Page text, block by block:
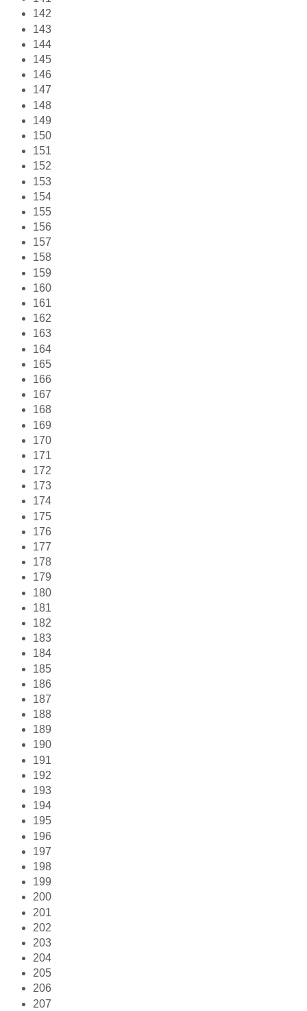
142
143
144
145
146
147
148
149
150
151
152
153
154
155
156
157
158
159
160
161
162
163
164
165
166
167
168
169
170
171
172
173
174
175
176
177
178
179
180
181
182
183
184
185
186
187
188
189
190
191
192
193
194
195
196
197
198
199
200
201
202
203
204
205
206
207